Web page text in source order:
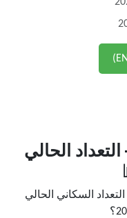
التعداد الحالي
السكاني الحالي